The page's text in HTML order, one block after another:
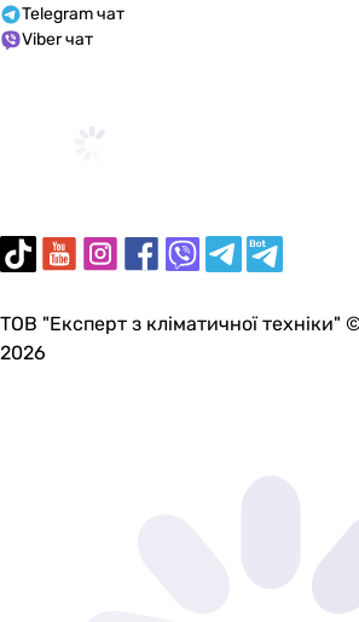
Telegram чат
Viber чат
ТОВ "Експерт з кліматичної
2026